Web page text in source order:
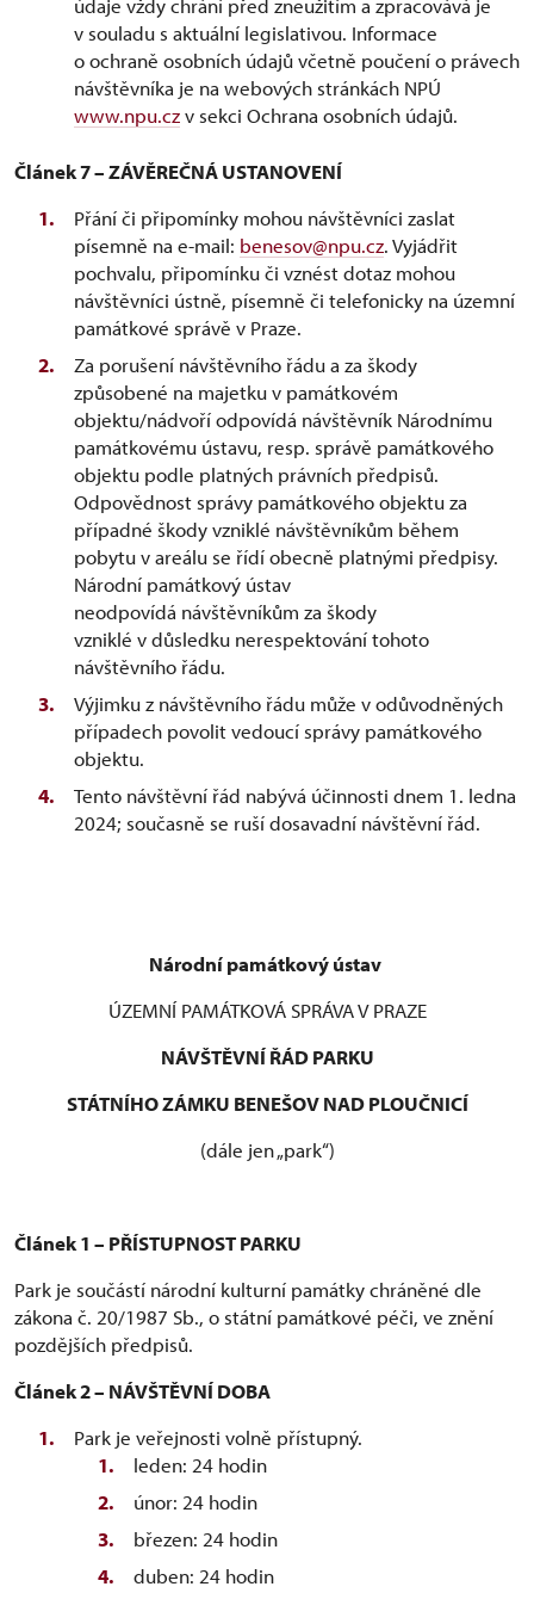
údaje vždy chrání před zneužitím a zpracovává je
v souladu s aktuální legislativou. Informace
o ochraně osobních údajů včetně poučení o právech
návštěvníka je na webových stránkách NPÚ
www.npu.czv sekci Ochrana osobních údajů.
Článek 7 – ZÁVĚREČNÁ USTANOVENÍ
Přání či připomínky mohou návštěvníci zaslat
písemně na e-mail: benesov@npu.cz. Vyjádřit
pochvalu, připomínku či vznést dotaz mohou
návštěvníci ústně, písemně či telefonicky na územní
památkové správě v Praze.
Za porušení návštěvního řádu a za škody
způsobené na majetku v památkovém
objektu/nádvoří odpovídá návštěvník Národnímu
památkovému ústavu, resp. správě památkového
objektu podle platných právních předpisů.
Odpovědnost správy památkového objektu za
případné škody vzniklé návštěvníkům během
pobytu v areálu se řídí obecně platnými předpisy.
Národní památkový ústav
neodpovídá návštěvníkům za škody
vzniklé v důsledku nerespektování tohoto
návštěvního řádu.
Výjimku z návštěvního řádu může v odůvodněných
případech povolit vedoucí správy památkového
objektu.
Tento návštěvní řád nabývá účinnosti dnem 1. ledna
2024; současně se ruší dosavadní návštěvní řád.
Národní památkový ústav
ÚZEMNÍ PAMÁTKOVÁ SPRÁVA V PRAZE
NÁVŠTĚVNÍ ŘÁD PARKU
STÁTNÍHO ZÁMKU BENEŠOV NAD PLOUČNICÍ
(dále jen „park“)
Článek 1 – PŘÍSTUPNOST PARKU
Park je součástí národní kulturní památky chráněné dle
zákona č. 20/1987 Sb., o státní památkové péči, ve znění
pozdějších předpisů.
Článek 2 – NÁVŠTĚVNÍ DOBA
Park je veřejnosti volně přístupný.
leden: 24 hodin
únor: 24 hodin
březen: 24 hodin
duben: 24 hodin